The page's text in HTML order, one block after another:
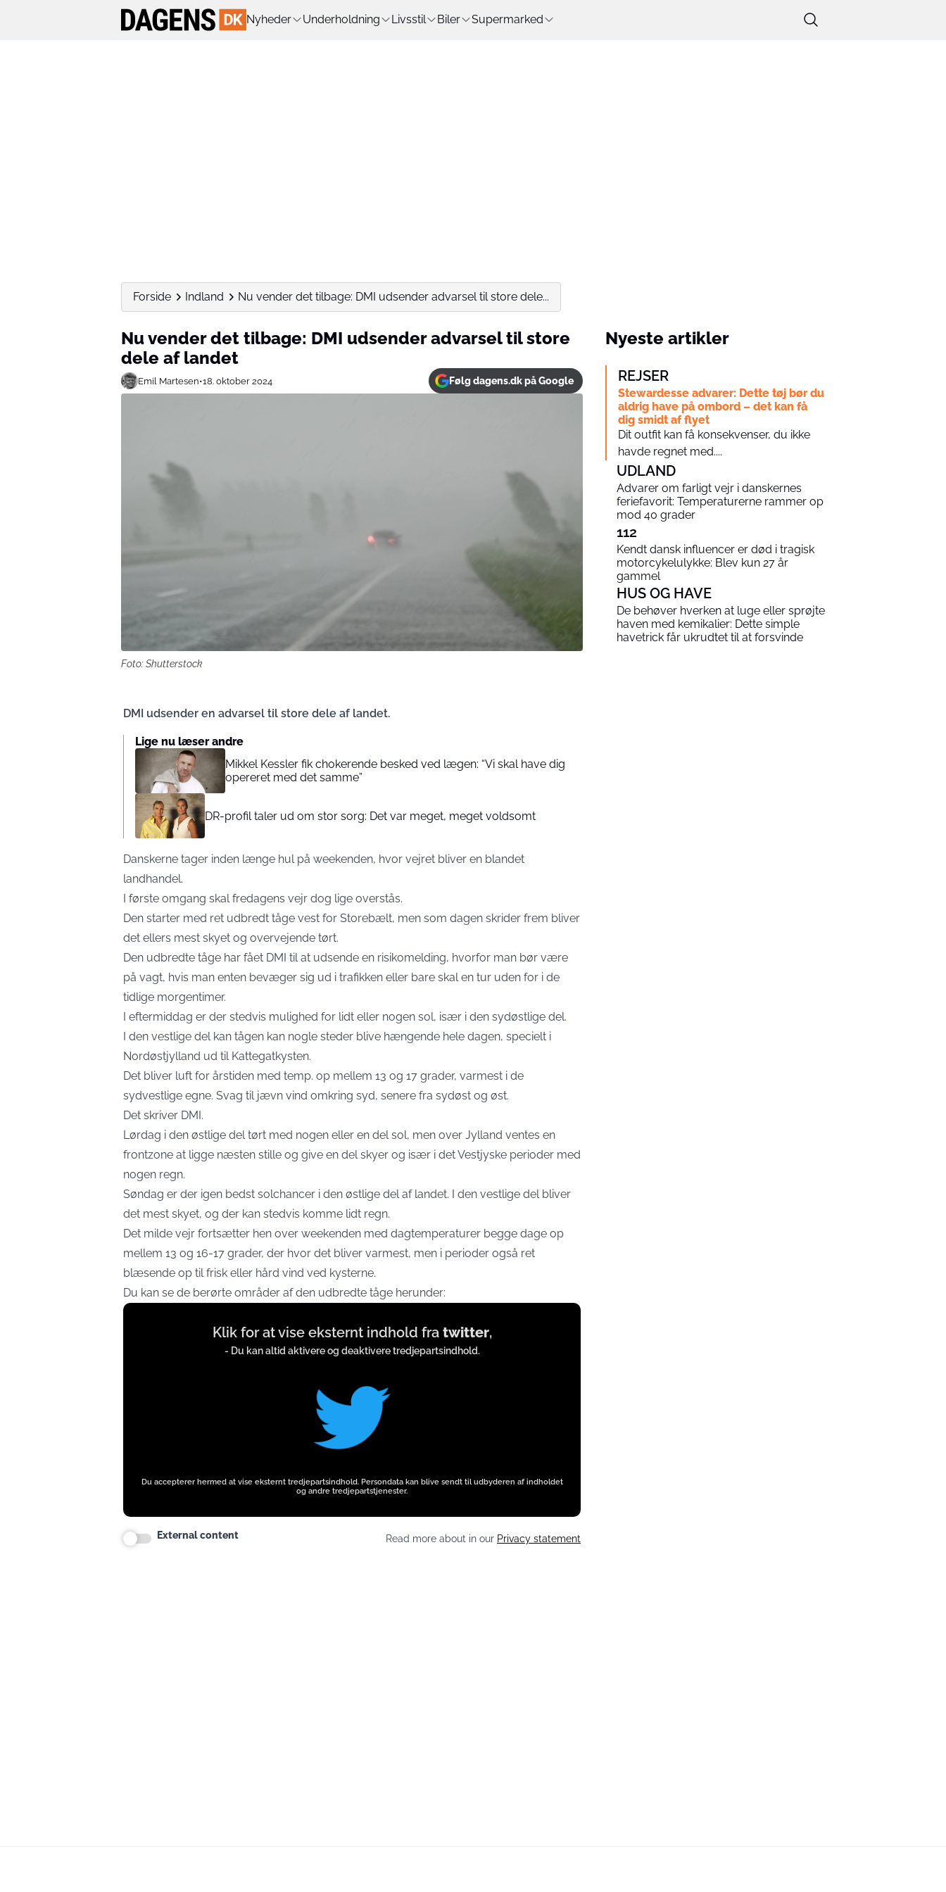
Nyheder Underholdning Livsstil Biler Supermarked
Forside Indland Nu vender det tilbage: DMI udsender advarsel til store dele...
Nu vender det tilbage: DMI udsender advarsel til store
dele af landet
Emil Martesen•18. oktober 2024 Følg dagens.dk på Google
Foto: Shutterstock
DMI udsender en advarsel til store dele af landet.
Lige nu læser andre
Mikkel Kessler fik chokerende besked ved lægen: “Vi skal have dig
opereret med det samme”
DR-profil taler ud om stor sorg: Det var meget, meget voldsomt
Danskerne tager inden længe hul på weekenden, hvor vejret bliver en blandet
landhandel.
I første omgang skal fredagens vejr dog lige overstås.
Den starter med ret udbredt tåge vest for Storebælt, men som dagen skrider frem bliver
det ellers mest skyet og overvejende tørt.
Den udbredte tåge har fået DMI til at udsende en risikomelding, hvorfor man bør være
på vagt, hvis man enten bevæger sig ud i trafikken eller bare skal en tur uden for i de
tidlige morgentimer.
I eftermiddag er der stedvis mulighed for lidt eller nogen sol, især i den sydøstlige del.
I den vestlige del kan tågen kan nogle steder blive hængende hele dagen, specielt i
Nordøstjylland ud til Kattegatkysten.
Det bliver luft for årstiden med temp. op mellem 13 og 17 grader, varmest i de
sydvestlige egne. Svag til jævn vind omkring syd, senere fra sydøst og øst.
Det skriver DMI .
Lørdag i den østlige del tørt med nogen eller en del sol, men over Jylland ventes en
frontzone at ligge næsten stille og give en del skyer og især i det Vestjyske perioder med
nogen regn.
Søndag er der igen bedst solchancer i den østlige del af landet. I den vestlige del bliver
det mest skyet, og der kan stedvis komme lidt regn.
Det milde vejr fortsætter hen over weekenden med dagtemperaturer begge dage op
mellem 13 og 16-17 grader, der hvor det bliver varmest, men i perioder også ret
blæsende op til frisk eller hård vind ved kysterne.
Du kan se de berørte områder af den udbredte tåge herunder:
Display
Klik for at vise eksternt indhold fra twitter,
- Du kan altid aktivere og deaktivere tredjepartsindhold.
Du accepterer hermed at vise eksternt tredjepartsindhold. Persondata kan blive sendt til udbyderen af indholdet
og andre tredjepartstjenester.
External content Read more about in our Privacy statement
Nyeste artikler
REJSER
Stewardesse advarer: Dette tøj bør du
aldrig have på ombord – det kan få
dig smidt af flyet
Dit outfit kan få konsekvenser, du ikke
havde regnet med....
UDLAND
Advarer om farligt vejr i danskernes
feriefavorit: Temperaturerne rammer op
mod 40 grader
112
Kendt dansk influencer er død i tragisk
motorcykelulykke: Blev kun 27 år
gammel
HUS OG HAVE
De behøver hverken at luge eller sprøjte
haven med kemikalier: Dette simple
havetrick får ukrudtet til at forsvinde